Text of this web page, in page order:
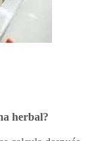
herbal?